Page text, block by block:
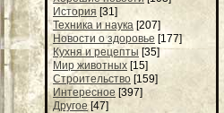
История [31]
Техника и наука [207]
Новости о здоровье [177]
Кухня и рецепты [35]
Мир животных [15]
Строительство [159]
Интересное [397]
Другое [47]